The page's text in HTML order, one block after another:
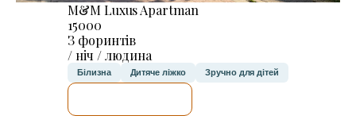
M&M Luxus Apartman
15000
З форинтів
/ ніч / людина
Білизна Дитяче ліжко Зручно для дітей